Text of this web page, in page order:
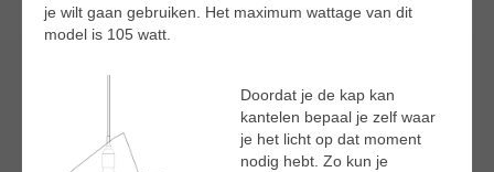
je wilt gaan gebruiken. Het maximum wattage van dit
model is 105 watt.
Doordat je de kap kan
kantelen bepaal je zelf waar
je het licht op dat moment
nodig hebt. Zo kun je